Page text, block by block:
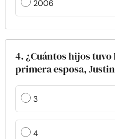
2006
4. ¿Cuántos hijos tuvo
primera esposa,
3
4